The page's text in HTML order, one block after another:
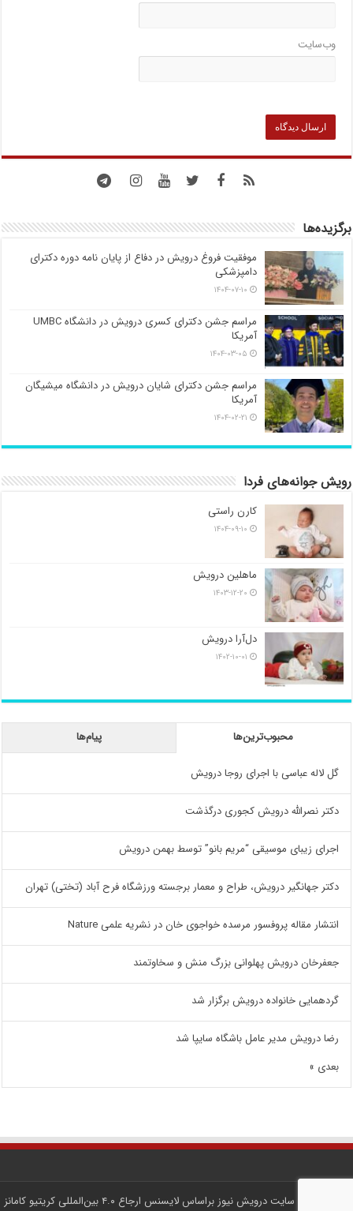
وب‌سایت
برگزیده‌ها
موفقیت فروغ درویش در دفاع از پایان نامه دوره دکترای
دامپزشکی
۱۴۰۴-۰۷-۱۰
مراسم جشن دکترای کسری درویش در دانشگاه UMBC
آمریکا
۱۴۰۴-۰۳-۰۵
مراسم جشن دکترای شایان درویش در دانشگاه میشیگان
آمریکا
۱۴۰۴-۰۲-۲۱
رویش جوانه‌های فردا
کارن راستی
۱۴۰۴-۰۹-۱۰
ماهلین درویش
۱۴۰۳-۱۲-۲۰
دل‌آرا درویش
۱۴۰۲-۱۰-۰۱
محبوب‌ترین‌ها پیام‌ها
گل لاله عباسی با اجرای روجا درویش
دکتر نصرالله درویش کجوری درگذشت
اجرای زیبای موسیقی “مریم بانو” توسط بهمن درویش
دکتر جهانگیر درویش، طراح و معمار برجسته ورزشگاه فرح آباد (تختی) تهران
انتشار مقاله پروفسور مرسده خواجوی خان در نشریه علمی Nature
جعفرخان درویش پهلوانی بزرگ منش و سخاوتمند
گردهمایی خانواده درویش برگزار شد
رضا درویش مدیر عامل باشگاه سایپا شد
بعدی »
کلیه محتوای سایتدرویش نیوز براساس لایسنس ارجاع ۴.۰ بین‌المللی کریتیو کامانز